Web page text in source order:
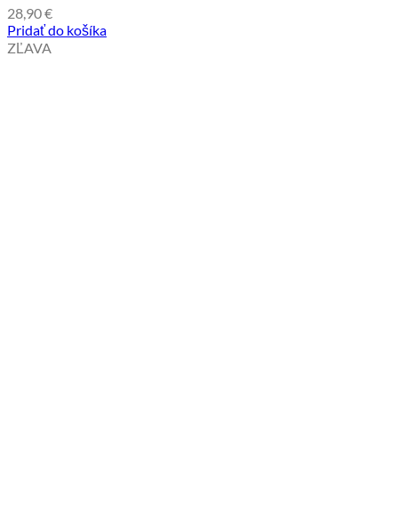
28,90€
Pridať do košíka
ZĽAVA